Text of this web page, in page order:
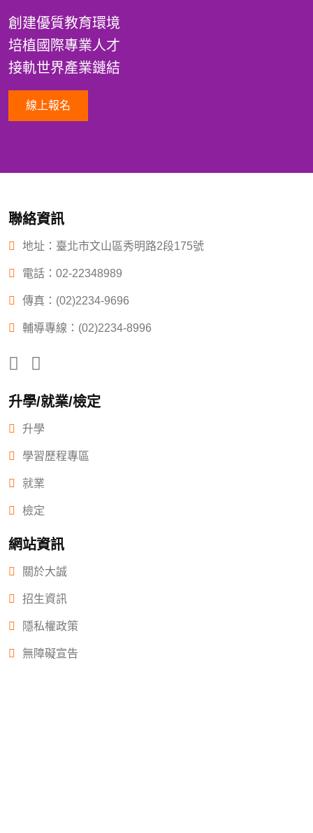
創建優質教育環境
培植國際專業人才
接軌世界產業鏈結
線上報名
聯絡資訊
地址：臺北市文山區秀明路2段175號
電話： 02-22348989
傳真：(02)2234-9696
輔導專線：(02)2234-8996
升學/就業/檢定
升學
學習歷程專區
就業
檢定
網站資訊
關於大誠
招生資訊
隱私權政策
無障礙宣告